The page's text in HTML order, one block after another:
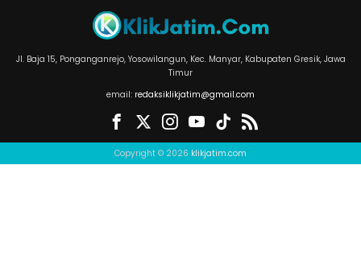
Jl. Baja 15, Ponganganrejo, Yosowilangun, Kec. Manyar, Kabupaten Gresik, Jawa
Timur
email: redaksiklikjatim@gmail.com
Copyright © 2026 klikjatim.com